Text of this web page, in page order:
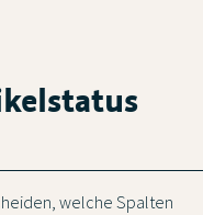
welche Spalten